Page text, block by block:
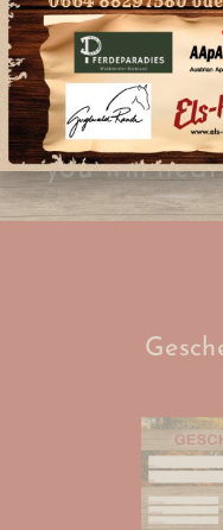
If you listen to
you will